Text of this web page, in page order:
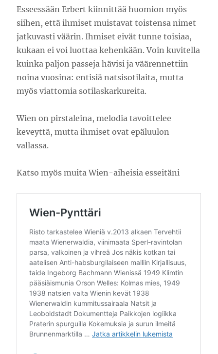
Esseessään Erbert kiinnittää huomion myös
siihen, että ihmiset muistavat toistensa nimet
jatkuvasti väärin. Ihmiset eivät tunne toisiaa,
kukaan ei voi luottaa kehenkään. Voin kuvitella
kuinka paljon passeja hävisi ja väärennettiin
noina vuosina: entisiä natsisotilaita, mutta
myös viattomia sotilaskarkureita.
Wien on pirstaleina, melodia tavoittelee
keveyttä, mutta ihmiset ovat epäluulon
vallassa.
Katso myös muita Wien-aiheisia esseitäni